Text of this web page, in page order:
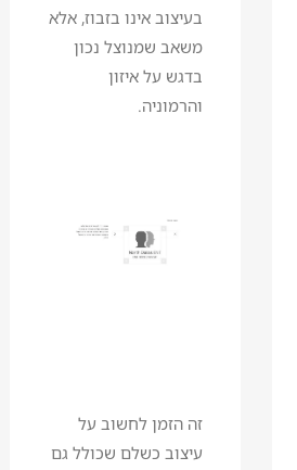
בעיצוב אינו בזבוז, אלא
משאב שמנוצל נכון
בדגש על איזון
והרמוניה.
זה הזמן לחשוב על
עיצוב כשלם שכולל גם